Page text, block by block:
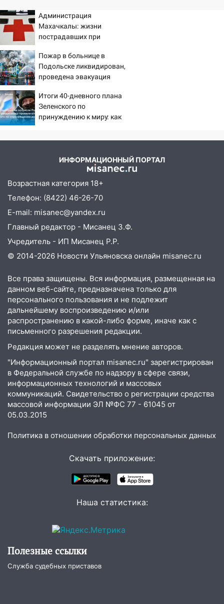
13:22
дороги в Ульяновске: фото
13:17
Непогода в Ульяновске не
закончится сегодня: сильные ливни
сохранятся 9 августа
13:15
Трижды «брал в долг» без спроса:
житель Вешкаймского района похитил у
знакомого 191 тысячу рублей
13:14
Ураган оторвал светофор на
проспекте Филатова в Ульяновске
Новгородской в Ульяновске и рухнуло
13:10 В Заволжском районе дерево
упало во дворе
13:08 Ураган ударил по Ульяновску:
сорванные крыши, поваленные деревья,
затопленные улицы и остановившиеся
трамваи
после ливня город снова уходит под
воду
12:12 Прокуратура взяла на контроль
ДТП с шестилетним ребёнком на улице
Федерации
12:01
Пьяная женщина сбила
шестилетнего ребёнка на улице
Федерации: возбуждено уголовное дело
11:16 В Ульяновске ищут 37-летнего
мужчину, пропавшего ещё 19 июля
10:30 От мотофристайла до прогулки с
хаски: куда сходить в Ульяновской
области 8–9 августа
Директора ульяновской
«Нефтяной топливной компании» будут
судить за неуплату 48,4 млн рублей
велосипедисты, мотоциклисты и
пешеходы. Обзор крупных аварий в
08:30 Поджог со свечой, 16 сгоревших
Администрация
Махачкалы: жизни
пострадавших при
угрожает
Пожар в больнице в
Подольске ликвидирован,
проведена эвакуация
Итоги 40-дневного плана
Зеленского по
принуждению к миру: как
ИНФОРМАЦИОННЫЙ ПОРТАЛ
Возрастная категория 18+
Телефон: (8422) 46-26-70
E-mail: misanec@yandex.ru
Главный редактор - Мисанец З.Ф.
Учредитель - ИП Мисанец Р.Р.
© 2014-2026 Новости Ульяновска онлайн misanec.ru
Все права защищены. Вся информация, размещенная на
данном веб-сайте, предназначена только для
персонального пользования и не подлежит
дальнейшему воспроизведению и/или
распространению в какой-либо форме, иначе как с
письменного разрешения редакции.
Редакция может не разделять мнение авторов.
"Информационный портал misanec.ru" зарегистрирован
в Федеральной службе по надзору в сфере связи,
информационных технологий и массовых
коммуникаций. Свидетельство о регистрации средства
массовой информации ЭЛ №ФС 77 - 61045 от
05.03.2015
Политика в отношении обработки персональных данных
Скачать приложение:
Наша статистика:
Полезные ссылки
Служба судебных приставов